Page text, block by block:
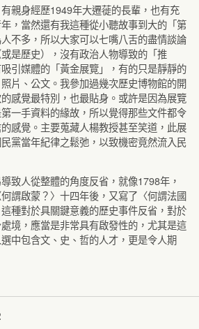
親身經歷1949年大遷蓰的長輩，也有充
，當然還有我這種從小聽故事到大的「第
不多，所以大家可以七嘴八舌的盡情談論
是歷史），沒有政治人物導致的「推
引媒體的「黃金展覽」，有的只是靜靜的
片、公文。我參加過幾次歷史博物館的開
感覺最特別，也最貼身。或許是因為展覽
一手資料的緣故，所以覺得那些文件都令
感覺。主要蒐藏人楊教授甚至笑道，此展
黨當年紀律之鬆弛，以致機密竟然流入民
致人從整體的角度反省，就像1798年，
謂啟蒙？〉十四年後，又寫了〈何謂法國
種對於具關鍵意義的歷史事件反省，對於
境，應當是非常具有啟發性的，尤其是這
中包含文、史、哲的人才，更是令人期